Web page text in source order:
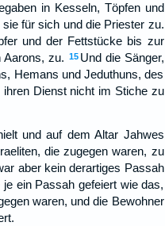
in Kesseln, Töpfen und
für sich und die Priester zu.
und der Fettstücke bis zur
Aarons, zu. 15 Und die Sänger,
Hemans und Jeduthuns, des
Dienst nicht im Stiche zu
und auf dem Altar Jahwes
die zugegen waren, zu
aber kein derartiges Passah
ein Passah gefeiert wie das,
waren, und die Bewohner